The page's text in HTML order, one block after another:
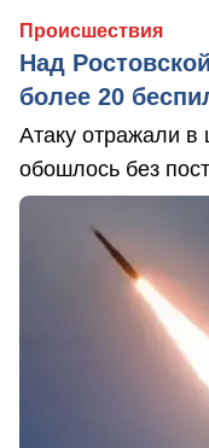
Происшествия
Над
более 20
Атаку отражали
обошлось без